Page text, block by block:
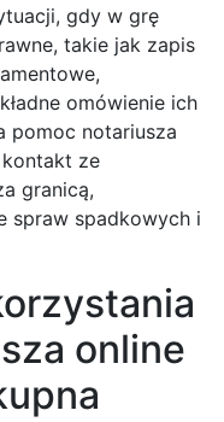
gdy w grę
takie jak zapis
omówienie ich
pomoc notariusza
ze
granicą,
spraw spadkowych i
online